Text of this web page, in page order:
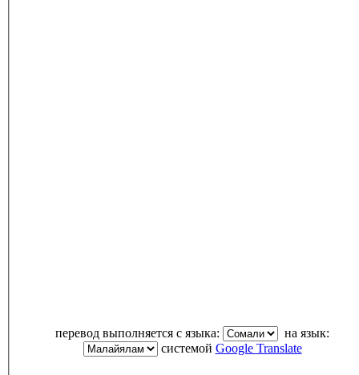
перевод выполняется с языка:
системой Google Translate